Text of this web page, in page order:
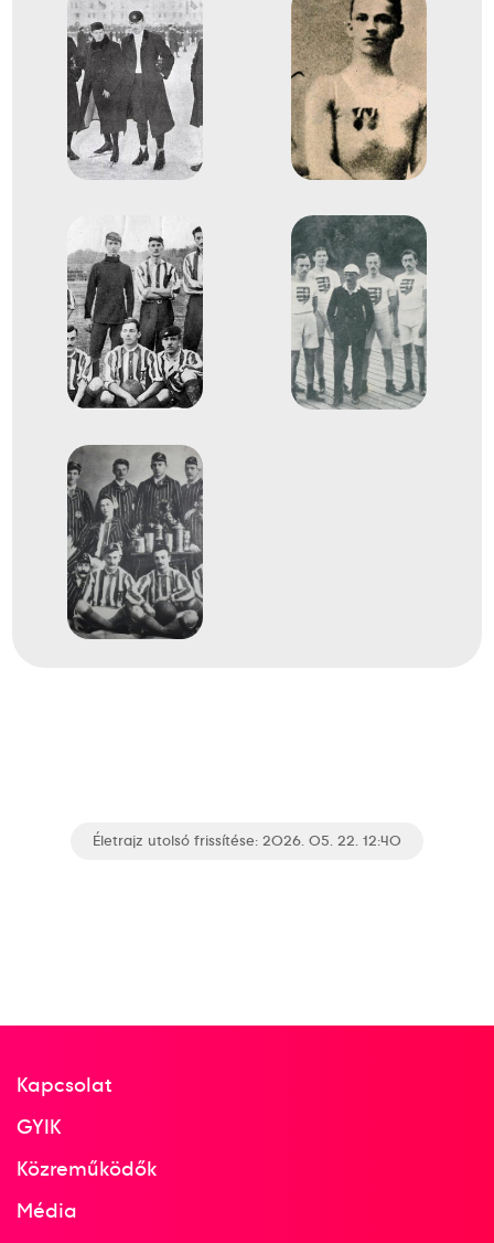
1908
1908. feb.
Klagenfurt
Gyorskorcsolya Európa-
Gyorskorcsolya Összetett Helyezetlen
1909
1909. jan.
Gyorskorcsolya Európa-
bajnokság
Gyorskorcsolya Összetett
Életrajz utolsó frissítése: 2026. 05. 22. 12:40
Kapcsolat
GYIK
Közreműködők
Média